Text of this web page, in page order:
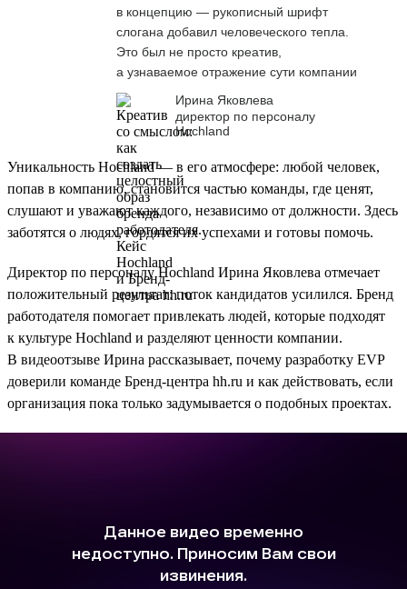
в концепцию — рукописный шрифт
слогана добавил человеческого тепла.
Это был не просто креатив,
а узнаваемое отражение сути компании
Ирина Яковлева
директор по персоналу
Hochland
Уникальность Hochland — в его атмосфере: любой человек,
попав в компанию, становится частью команды, где ценят,
слушают и уважают каждого, независимо от должности. Здесь
заботятся о людях, гордятся их успехами и готовы помочь.
Директор по персоналу Hochland Ирина Яковлева отмечает
положительный результат: поток кандидатов усилился. Бренд
работодателя помогает привлекать людей, которые подходят
к культуре Hochland и разделяют ценности компании.
В видеоотзыве Ирина рассказывает, почему разработку EVP
доверили команде Бренд-центра hh.ru и как действовать, если
организация пока только задумывается о подобных проектах.